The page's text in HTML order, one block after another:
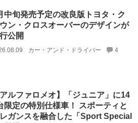
中旬発売予定の改良版トヨタ・ク
ン・クロスオーバーのデザインが
公開
カー・アンド・ドライバー 4
アルファロメオ】「ジュニア」に14
限定の特別仕様車！ スポーティと
ガンスを融合した「Sport Special